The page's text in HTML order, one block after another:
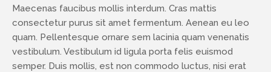
Maecenas faucibus mollis interdum. Cras mattis
consectetur purus sit amet fermentum. Aenean eu leo
quam. Pellentesque ornare sem lacinia quam venenatis
vestibulum. Vestibulum id ligula porta felis euismod
semper. Duis mollis, est non commodo luctus, nisi erat